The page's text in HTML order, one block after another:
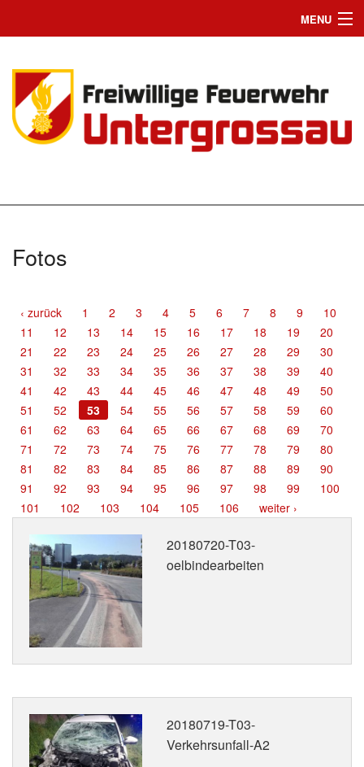
MENU
Einsätze
News
Wir suchen Dich
Chronik
Bilder
Termine
Fotos
‹ zurück 1 2 3 4 5 6 7 8 9
10
11
12 13 14 15 16 17 18 19
20
21
22 23 24 25 26 27 28 29
30
31
32 33 34 35 36 37 38 39
40
41
42 43 44 45 46 47 48 49
50
51
52 53 54 55 56 57 58 59
60
61
62 63 64 65 66 67 68 69
70
71
72 73 74 75 76 77 78 79
80
81
82 83 84 85 86 87 88 89
90
91
92 93 94 95 96 97 98 99
100
101
102 103 104 105 106 weiter ›
20180720-T03-
oelbindearbeiten
20180719-T03-
Verkehrsunfall-A2